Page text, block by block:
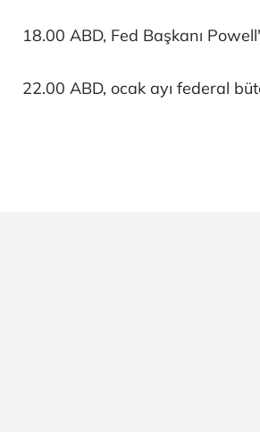
18.00 ABD, Fed Başkanı
22.00 ABD, ocak ayı federal